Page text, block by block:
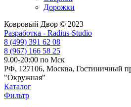
Дорожки
Ковровый Двор © 2023
Разработка - Radius-Studio
8 (499) 391 62 08
8 (967) 166 58 25
9.00-20:00 по Мск
РФ, 127106, Москва, Гостиничный
"Окружная"
Каталог
Фильтр